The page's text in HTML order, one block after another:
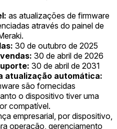
as atualizações de firmware
através do painel de
30 de outubro de 2025
30 de abril de 2026
30 de abril de 2031
atualização automática:
são fornecidas
o dispositivo tiver uma
compatível.
empresarial, por dispositivo,
operação, gerenciamento